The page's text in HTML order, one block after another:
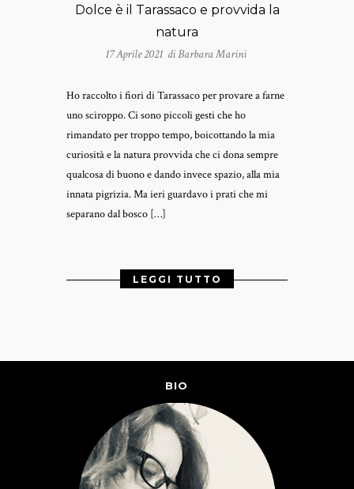
Dolce è il Tarassaco e provvida la
natura
17 Aprile 2021 diBarbara Marini
Ho raccolto i fiori di Tarassaco per provare a farne
uno sciroppo. Ci sono piccoli gesti che ho
rimandato per troppo tempo, boicottando la mia
curiosità e la natura provvida che ci dona sempre
qualcosa di buono e dando invece spazio, alla mia
innata pigrizia. Ma ieri guardavo i prati che mi
separano dal bosco […]
LEGGI TUTTO
BIO